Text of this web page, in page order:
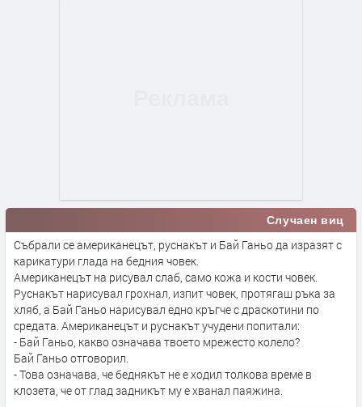
Случаен виц
Събрали се американецът, руснакът и Бай Ганьо да изразят с
карикатури глада на бедния човек.
Американецът на рисувал слаб, само кожа и кости човек.
Руснакът нарисувал грохнал, изпит човек, протягаш ръка за
хляб, а Бай Ганьо нарисувал едно кръгче с драскотини по
средата. Американецът и руснакът учудени попитали:
- Бай Ганьо, какво означава твоето мрежесто колело?
Бай Ганьо отговорил.
- Това означава, че беднякът не е ходил толкова време в
клозета, че от глад задникът му е хванал паяжина.